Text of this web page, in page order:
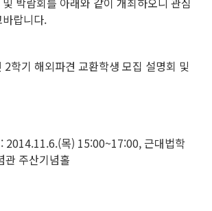
랍니다.
학기 해외파견 교환학생 모집 설명회 및
2014.11.6.(목) 15:00~17:00, 근대법학
관 주산기념홀